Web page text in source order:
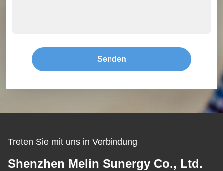
Senden
Treten Sie mit uns in Verbindung
Shenzhen Melin Sunergy Co., Ltd.